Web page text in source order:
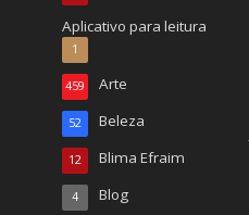
Aplicativo para leitura
1
Arte
459
Beleza
52
Blima Efraim
12
Blog
4